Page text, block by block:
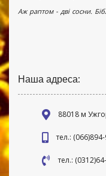
Аж раптом - дві сосни.
Наша адреса:
88018 м
тел.:
тел.: